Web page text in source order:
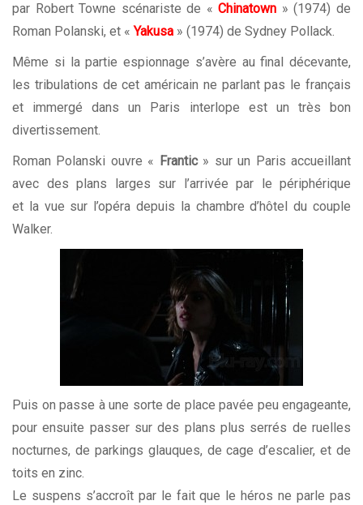
par Robert Towne scénariste de «Chinatown » (1974) de
Roman Polanski, et « Yakusa » (1974) de Sydney Pollack.
Même si la partie espionnage s’avère au final décevante,
les tribulations de cet américain ne parlant pas le français
et immergé dans un Paris interlope est un très bon
divertissement.
Roman Polanski ouvre « Frantic» sur un Paris accueillant
avec des plans larges sur l’arrivée par le périphérique
et la vue sur l’opéra depuis la chambre d’hôtel du couple
Walker.
Puis on passe à une sorte de place pavée peu engageante,
pour ensuite passer sur des plans plus serrés de ruelles
nocturnes, de parkings glauques, de cage d’escalier, et de
toits en zinc.
Le suspens s’accroît par le fait que le héros ne parle pas